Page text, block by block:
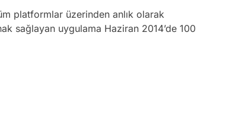
platformlar üzerinden anlık olarak
sağlayan uygulama Haziran 2014’de 100